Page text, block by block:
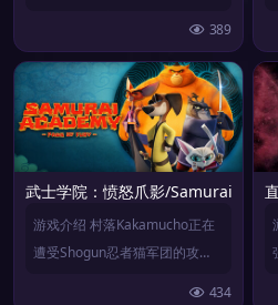
389
武士学院：愤怒爪影/Samurai
游戏介绍 村落Kakamucho正在
遭受Shogun忍者猫军团的攻
434